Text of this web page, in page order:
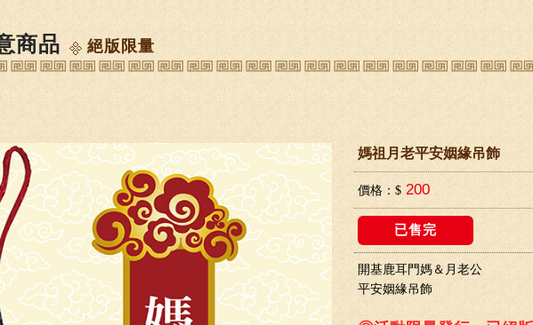
商品 絕版限量
媽祖月老平安姻緣吊飾
價格：$ 200
已售完
開基鹿耳門媽＆月老公
平安姻緣吊飾